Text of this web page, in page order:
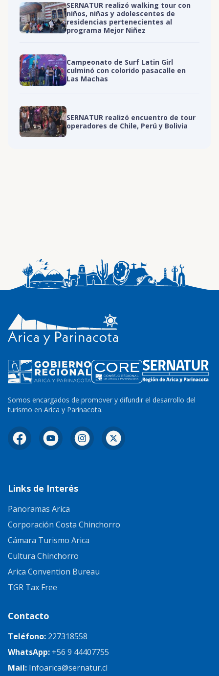
SERNATUR realizó walking tour con
niños, niñas y adolescentes de
residencias pertenecientes al
programa Mejor Niñez
Campeonato de Surf Latin Girl
culminó con colorido pasacalle en
Las Machas
SERNATUR realizó encuentro de tour
operadores de Chile, Perú y Bolivia
Somos encargados de promover y difundir el desarrollo del
turismo en Arica y Parinacota.
FacebookYouTubeInstagram
X
Links de Interés
Panoramas Arica
Corporación Costa Chinchorro
Cámara Turismo Arica
Cultura Chinchorro
Arica Convention Bureau
TGR Tax Free
Contacto
Teléfono: 227318558
WhatsApp: +56 9 44407755
Mail: Infoarica@sernatur.cl